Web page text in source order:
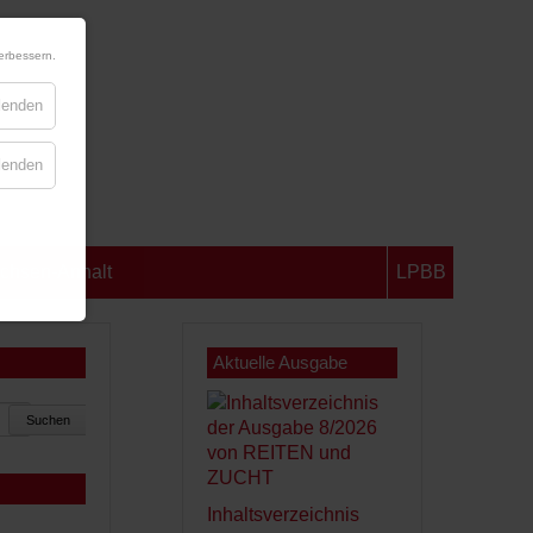
Anhalt LPBB
Suchen
Aktuelle Ausgabe
Inhaltsverzeichnis